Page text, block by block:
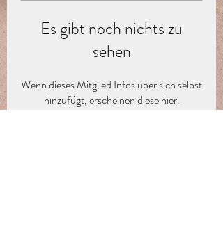
Es gibt noch nichts zu
sehen
Wenn dieses Mitglied Infos über sich selbst
hinzufügt, erscheinen diese hier.